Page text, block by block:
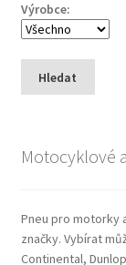
Výrobce:
Hledat
Motocyklové
Pneu pro motorky
značky. Vybírat
Continental,